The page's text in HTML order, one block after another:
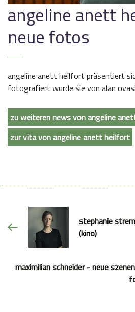
angeline anett
neue fotos
angeline anett heilfort präsentiert
fotografiert wurde sie von alan
zu weiteren news von angeline
zur vita von angeline anett heilfort
stephanie
(kino)
maximilian schneider - neue